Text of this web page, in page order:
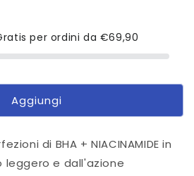
per ordini da €69,90
Aggiungi
di BHA + NIACINAMIDE in
leggero e dall'azione